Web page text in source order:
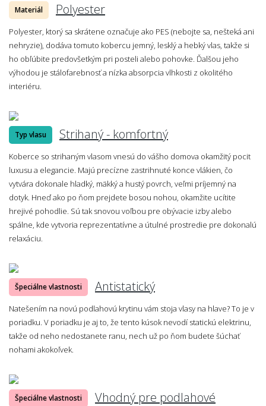
Materiál Polyester
Polyester, ktorý sa skrátene označuje ako PES (nebojte sa, nešteká ani
nehryzie), dodáva tomuto kobercu jemný, lesklý a hebký vlas, takže si
ho obľúbite predovšetkým pri posteli alebo pohovke. Ďalšou jeho
výhodou je stálofarebnosť a nízka absorpcia vlhkosti z okolitého
interiéru.
Typ vlasu Strihaný - komfortný
Koberce so strihaným vlasom vnesú do vášho domova okamžitý pocit
luxusu a elegancie. Majú precízne zastrihnuté konce vlákien, čo
vytvára dokonale hladký, mäkký a hustý povrch, veľmi príjemný na
dotyk. Hneď ako po ňom prejdete bosou nohou, okamžite ucítite
hrejivé pohodlie. Sú tak snovou voľbou pre obývacie izby alebo
spálne, kde vytvoria reprezentatívne a útulné prostredie pre dokonalú
relaxáciu.
Špeciálne vlastnosti Antistatický
Natešením na novú podlahovú krytinu vám stoja vlasy na hlave? To je v
poriadku. V poriadku je aj to, že tento kúsok nevodí statickú elektrinu,
takže od neho nedostanete ranu, nech už po ňom budete šúchať
nohami akokoľvek.
Špeciálne vlastnosti
Vhodný pre podlahové